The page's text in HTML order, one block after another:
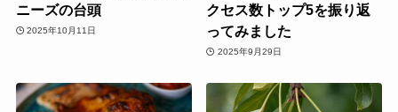
ニーズの台頭
2025年10月11日
クセス数トップ5を振り返
ってみました
2025年9月29日